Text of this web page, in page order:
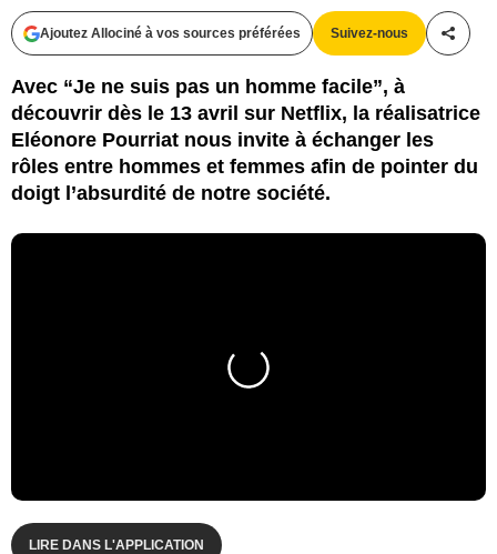
Ajoutez Allociné à vos sources préférées Suivez-nous
Avec “Je ne suis pas un homme facile”, à
découvrir dès le 13 avril sur Netflix, la réalisatrice
Eléonore Pourriat nous invite à échanger les
rôles entre hommes et femmes afin de pointer du
doigt l’absurdité de notre société.
LIRE DANS L'APPLICATION